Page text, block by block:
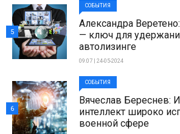
СОБЫТИЯ
Александра
— ключ для
автолизинге
09:07 | 24-05-2024
5
СОБЫТИЯ
Вячеслав Береснев:
интеллект широко
военной сфере
6